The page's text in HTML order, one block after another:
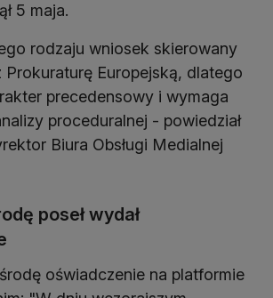
5 maja.
rodzaju wniosek skierowany
Prokuraturę Europejską, dlatego
precedensowy i wymaga
proceduralnej - powiedział
Biura Obsługi Medialnej
poseł wydał
środę oświadczenie na platformie